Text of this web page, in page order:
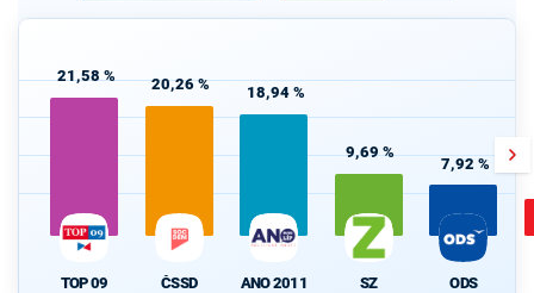
21,58 %
TOP 09
20,26 %
ČSSD
18,94 %
ANO 2011
9,69 %
SZ
7,92 %
ODS